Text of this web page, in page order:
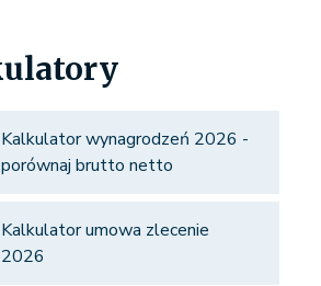
Kalkulator wynagrodzeń 2026 -
porównaj brutto netto
Kalkulator umowa zlecenie
2026